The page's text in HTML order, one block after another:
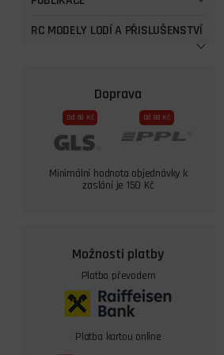
RC MODELY LODÍ A PŘISLUŠENSTVÍ
Doprava
Od 59 Kč Od 69 Kč
Minimální hodnota objednávky k
zaslání je 150 Kč
Možnosti platby
Platba převodem
Platba kartou online